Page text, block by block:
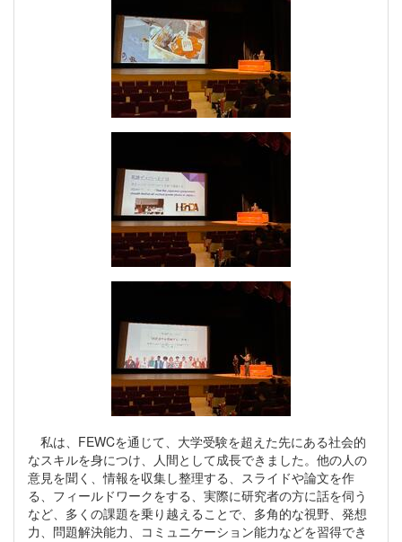
私は、FEWCを通じて、大学受験を超えた先にある社会的
なスキルを身につけ、人間として成長できました。他の人の
意見を聞く、情報を収集し整理する、スライドや論文を作
る、フィールドワークをする、実際に研究者の方に話を伺う
など、多くの課題を乗り越えることで、多角的な視野、発想
力、問題解決能力、コミュニケーション能力などを習得でき